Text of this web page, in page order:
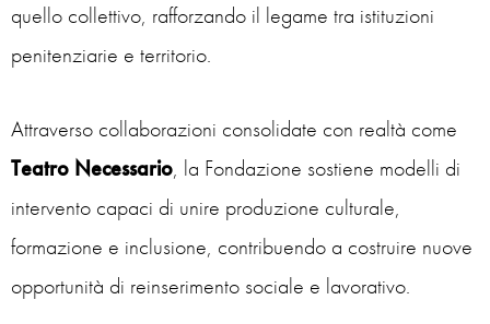
quello collettivo, rafforzando il legame tra istituzioni
penitenziarie e territorio.
Attraverso collaborazioni consolidate con realtà come
Teatro Necessario, la Fondazione sostiene modelli di
intervento capaci di unire produzione culturale,
formazione e inclusione, contribuendo a costruire nuove
opportunità di reinserimento sociale e lavorativo.